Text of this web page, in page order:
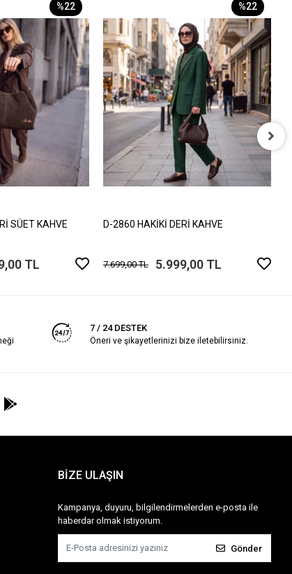
%22
SÜET KAHVE
TL
%22
D-2860 HAKİKİ DERİ KAHVE
7.699,00 TL 5.999,00 TL
7 / 24 DESTEK
Öneri ve şikayetlerinizi bize iletebilirsiniz.
BİZE ULAŞIN
Kampanya, duyuru, bilgilendirmelerden e-posta ile
haberdar olmak istiyorum.
Gönder